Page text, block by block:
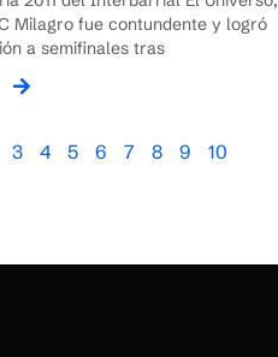
Milagro fue contundente y logró
a semifinales tras
3 4 5 6 7 8 9 10